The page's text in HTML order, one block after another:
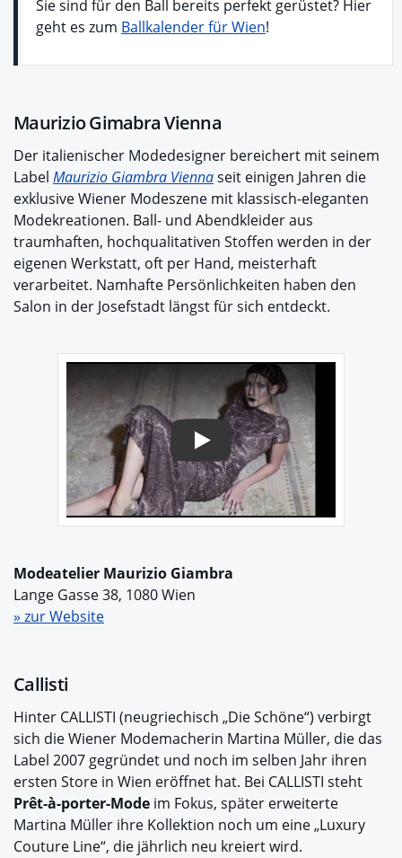
Sie sind für den Ball bereits perfekt gerüstet? Hier
geht es zum Ballkalender für Wien!
Maurizio Gimabra Vienna
Der italienischer Modedesigner bereichert mit seinem
Label Maurizio Giambra Viennaseit einigen Jahren die
exklusive Wiener Modeszene mit klassisch-eleganten
Modekreationen. Ball- und Abendkleider aus
traumhaften, hochqualitativen Stoffen werden in der
eigenen Werkstatt, oft per Hand, meisterhaft
verarbeitet. Namhafte Persönlichkeiten haben den
Salon in der Josefstadt längst für sich entdeckt.
Play
Modeatelier Maurizio Giambra
Lange Gasse 38, 1080 Wien
» zur Website
Callisti
Hinter CALLISTI (neugriechisch „Die Schöne“) verbirgt
sich die Wiener Modemacherin Martina Müller, die das
Label 2007 gegründet und noch im selben Jahr ihren
ersten Store in Wien eröffnet hat. Bei CALLISTI steht
Prêt-à-porter-Mode im Fokus, später erweiterte
Martina Müller ihre Kollektion noch um eine „Luxury
Couture Line“, die jährlich neu kreiert wird.